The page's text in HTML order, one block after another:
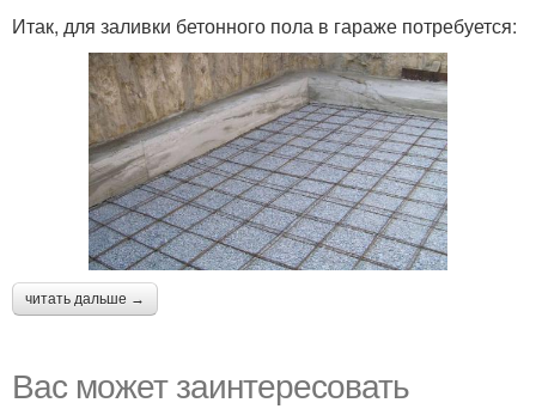
Итак, для заливки бетонного пола в гараже потребуется:
читать дальше →
Вас может заинтересовать